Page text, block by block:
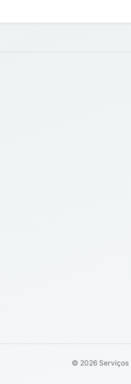
© 2026 Serviços